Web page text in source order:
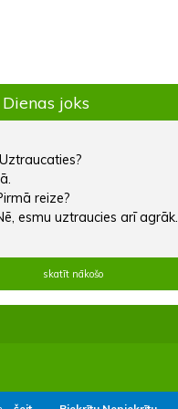
Dienas joks
reize?
esmu uztraucies arī agrāk.
skatīt nākošo